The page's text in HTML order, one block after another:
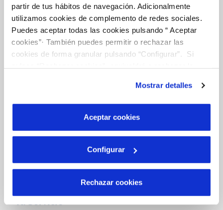
partir de tus hábitos de navegación. Adicionalmente
utilizamos cookies de complemento de redes sociales.
Puedes aceptar todas las cookies pulsando “ Aceptar
cookies”· También puedes permitir o rechazar las
cookies de forma granular pulsando “Configurar”. Si
son indispensables para que el sitio web funcione y que
por tanto no se pueden desactivar. Puedes consultar
más información en nuestraPolítica de Cookies
Mostrar detalles
Aceptar cookies
Configurar
Rechazar cookies
Gestiones Online
FACTURAS, PAGOS Y CONSUMOS
Tu Servicio